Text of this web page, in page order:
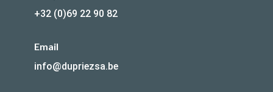
+32 (0)69 22 90 82
Email
info@dupriezsa.be